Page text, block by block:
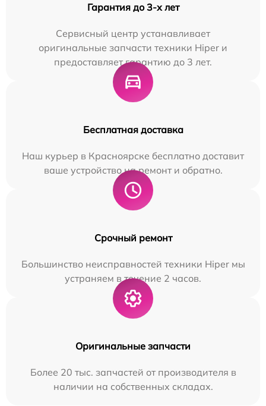
Гарантия до 3-х лет
Сервисный центр устанавливает
оригинальные запчасти техники Hiper и
предоставляет гарантию до 3 лет.
Бесплатная доставка
Наш курьер в Красноярске бесплатно доставит
ваше устройство на ремонт и обратно.
Срочный ремонт
Большинство неисправностей техники Hiper мы
устраняем в течение 2 часов.
Оригинальные запчасти
Более 20 тыс. запчастей от производителя в
наличии на собственных складах.